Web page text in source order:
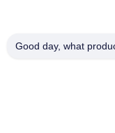
Good day, what